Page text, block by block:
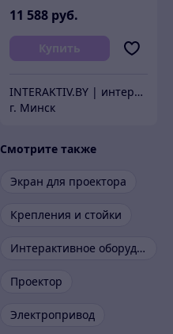
11 588 руб.
Купить
INTERAKTIV.BY | интерактивное оборудование
г. Минск
Смотрите также
Экран для проектора
Крепления и стойки
Интерактивное оборудование
Проектор
Электропривод